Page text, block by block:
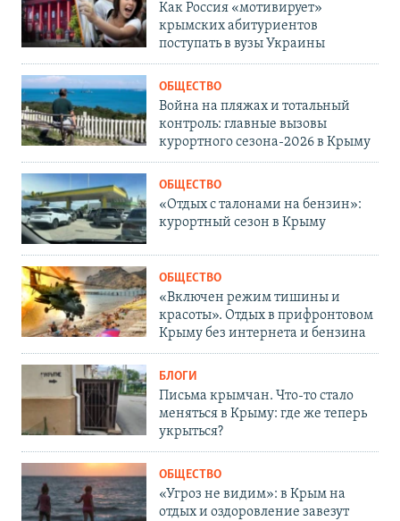
Как Россия «мотивирует»
крымских абитуриентов
поступать в вузы Украины
ОБЩЕСТВО
Война на пляжах и тотальный
контроль: главные вызовы
курортного сезона-2026 в Крыму
ОБЩЕСТВО
«Отдых с талонами на бензин»:
курортный сезон в Крыму
ОБЩЕСТВО
«Включен режим тишины и
красоты». Отдых в прифронтовом
Крыму без интернета и бензина
БЛОГИ
Письма крымчан. Что-то стало
меняться в Крыму: где же теперь
укрыться?
ОБЩЕСТВО
«Угроз не видим»: в Крым на
отдых и оздоровление завезут